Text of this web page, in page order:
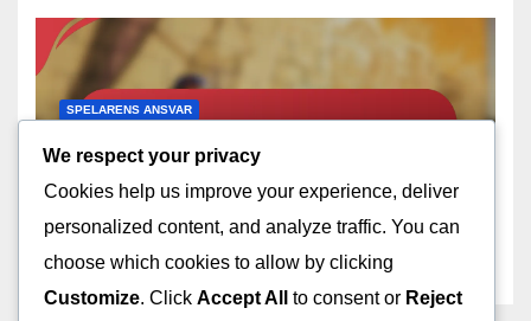
SPELARENS ANSVAR
Domarens ansvar:
Spelövervakning,
Regelverkställande,
Spelarsäkerhet
We respect your privacy
Cookies help us improve your experience, deliver
personalized content, and analyze traffic. You can
choose which cookies to allow by clicking
Customize. Click Accept All to consent or Reject